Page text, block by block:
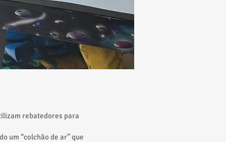
rebatedores para
um “colchão de ar” que